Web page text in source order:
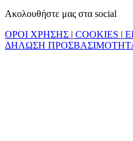
Ακολουθήστε μας στα social
ΟΡΟΙ ΧΡΗΣΗΣ | COOKIES |
ΔΗΛΩΣΗ